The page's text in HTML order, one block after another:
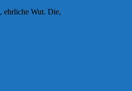
ehrliche Wut. Die,